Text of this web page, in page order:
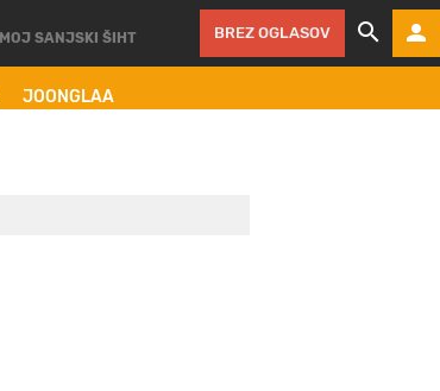
JOONGLAA
MOJ SANJSKI ŠIHT BREZ OGLASOV